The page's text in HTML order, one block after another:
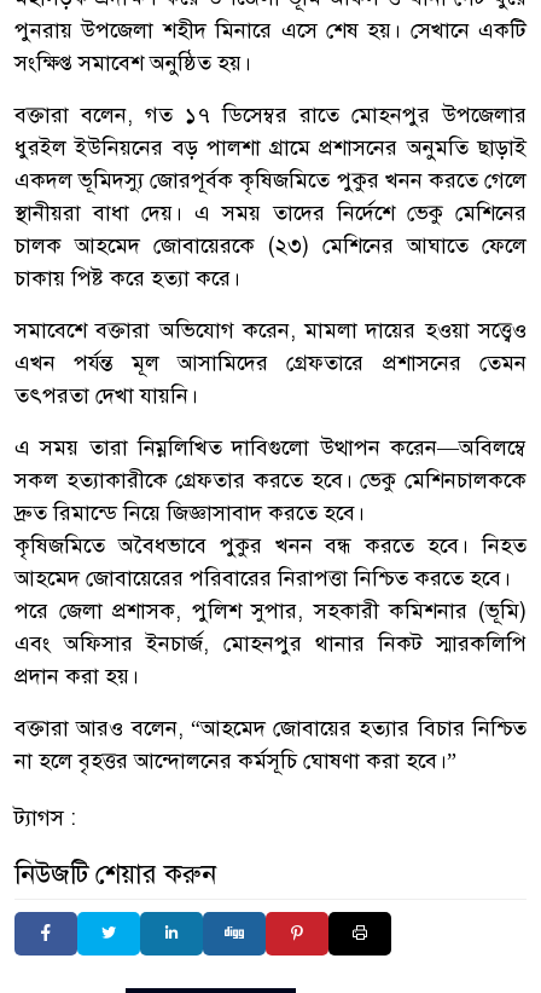
পুনরায় উপজেলা শহীদ মিনারে এসে শেষ হয়। সেখানে একটি
সংক্ষিপ্ত সমাবেশ অনুষ্ঠিত হয়।
বক্তারা বলেন, গত ১৭ ডিসেম্বর রাতে মোহনপুর উপজেলার
ধুরইল ইউনিয়নের বড় পালশা গ্রামে প্রশাসনের অনুমতি ছাড়াই
একদল ভূমিদস্যু জোরপূর্বক কৃষিজমিতে পুকুর খনন করতে গেলে
স্থানীয়রা বাধা দেয়। এ সময় তাদের নির্দেশে ভেকু মেশিনের
চালক আহমেদ জোবায়েরকে (২৩) মেশিনের আঘাতে ফেলে
চাকায় পিষ্ট করে হত্যা করে।
সমাবেশে বক্তারা অভিযোগ করেন, মামলা দায়ের হওয়া সত্ত্বেও
এখন পর্যন্ত মূল আসামিদের গ্রেফতারে প্রশাসনের তেমন
তৎপরতা দেখা যায়নি।
এ সময় তারা নিম্নলিখিত দাবিগুলো উত্থাপন করেন—অবিলম্বে
সকল হত্যাকারীকে গ্রেফতার করতে হবে। ভেকু মেশিনচালককে
দ্রুত রিমান্ডে নিয়ে জিজ্ঞাসাবাদ করতে হবে।
কৃষিজমিতে অবৈধভাবে পুকুর খনন বন্ধ করতে হবে। নিহত
আহমেদ জোবায়েরের পরিবারের নিরাপত্তা নিশ্চিত করতে হবে।
পরে জেলা প্রশাসক, পুলিশ সুপার, সহকারী কমিশনার (ভূমি)
এবং অফিসার ইনচার্জ, মোহনপুর থানার নিকট স্মারকলিপি
প্রদান করা হয়।
বক্তারা আরও বলেন, “আহমেদ জোবায়ের হত্যার বিচার নিশ্চিত
না হলে বৃহত্তর আন্দোলনের কর্মসূচি ঘোষণা করা হবে।”
ট্যাগস :
নিউজটি শেয়ার করুন